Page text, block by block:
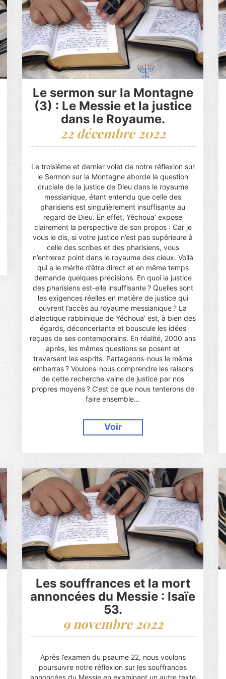
Le sermon sur la Montagne
(3) : Le Messie et la justice
dans le Royaume.
22 décembre 2022
Le troisième et dernier volet de notre réflexion sur
le Sermon sur la Montagne aborde la question
cruciale de la justice de Dieu dans le royaume
messianique, étant entendu que celle des
pharisiens est singulièrement insuffisante au
regard de Dieu. En effet, Yéchoua’ expose
clairement la perspective de son propos : Car je
vous le dis, si votre justice n’est pas supérieure à
celle des scribes et des pharisiens, vous
n’entrerez point dans le royaume des cieux. Voilà
qui a le mérite d’être direct et en même temps
demande quelques précisions. En quoi la justice
des pharisiens est-elle insuffisante ? Quelles sont
les exigences réelles en matière de justice qui
ouvrent l’accès au royaume messianique ? La
dialectique rabbinique de Yéchoua’ est, à bien des
égards, déconcertante et bouscule les idées
reçues de ses contemporains. En réalité, 2000 ans
après, les mêmes questions se posent et
traversent les esprits. Partageons-nous le même
embarras ? Voulons-nous comprendre les raisons
de cette recherche vaine de justice par nos
propres moyens ? C’est ce que nous tenterons de
faire ensemble…
Voir
Les souffrances et la mort
annoncées du Messie : Isaïe
53.
9 novembre 2022
Après l’examen du psaume 22, nous voulons
poursuivre notre réflexion sur les souffrances
annoncées du Messie en examinant un autre texte